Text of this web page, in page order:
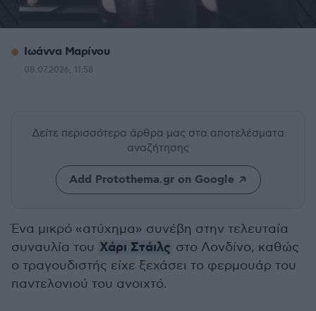
Ιωάννα Μαρίνου
08.07.2026, 11:58
Δείτε περισσότερα άρθρα μας στα αποτελέσματα
αναζήτησης
Add Protothema.gr on Google
Ένα μικρό «ατύχημα» συνέβη στην τελευταία
συναυλία του Χάρι Στάιλς στο Λονδίνο, καθώς
ο τραγουδιστής είχε ξεχάσει το φερμουάρ του
παντελονιού του ανοιχτό.